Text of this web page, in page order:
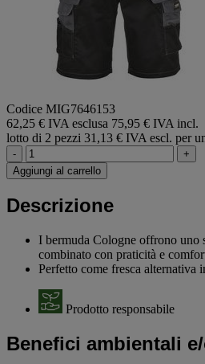
Codice MIG7646153
62,25 € IVA esclusa 75,95 € IVA incl.
lotto di 2 pezzi 31,13 € IVA escl. per
-
+
Aggiungi al carrello
Descrizione
I bermuda Cologne offrono uno
combinato con praticità e
Perfetto come fresca alternativa
Prodotto responsabile
Benefici ambientali